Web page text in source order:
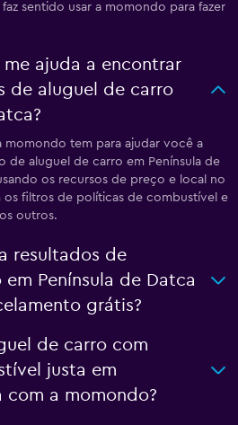
sentido usar a momondo para fazer
ajuda a encontrar
de aluguel de carro
momondo tem para ajudar você a
de aluguel de carro em Península de
os recursos de preço e local no
os filtros de políticas de combustível e
outros.
resultados de
Península de Datca
grátis?
de carro com
justa em
com a momondo?